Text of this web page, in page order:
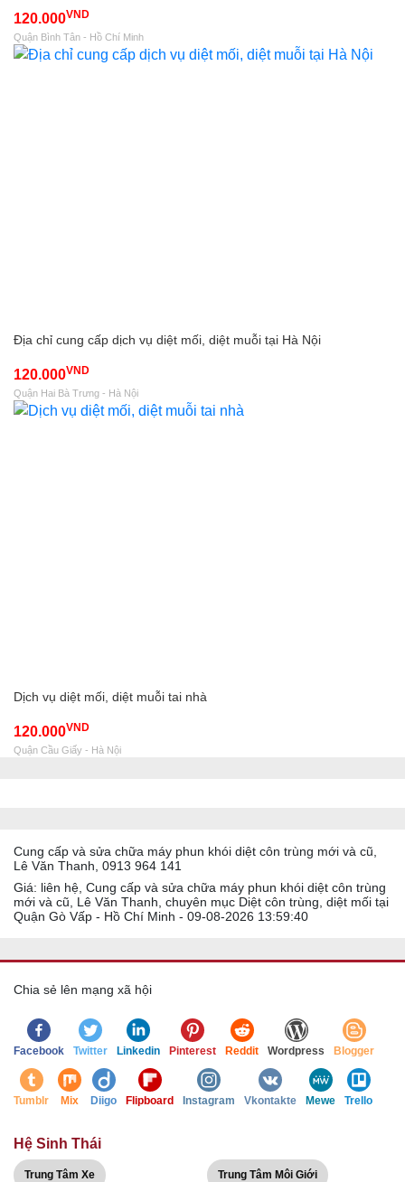
120.000VND
Quận Bình Tân - Hồ Chí Minh
Địa chỉ cung cấp dịch vụ diệt mối, diệt muỗi tại Hà Nội
120.000VND
Quận Hai Bà Trưng - Hà Nội
Dịch vụ diệt mối, diệt muỗi tai nhà
120.000VND
Quận Cầu Giấy - Hà Nội
Cung cấp và sửa chữa máy phun khói diệt côn trùng mới và cũ,
Lê Văn Thanh, 0913 964 141
Giá: liên hệ, Cung cấp và sửa chữa máy phun khói diệt côn trùng
mới và cũ, Lê Văn Thanh, chuyên mục Diệt côn trùng, diệt mối tại
Quận Gò Vấp - Hồ Chí Minh - 09-08-2026 13:59:40
Chia sẻ lên mạng xã hội
Facebook Twitter Linkedin Pinterest Reddit Wordpress Blogger
Tumblr Mix Diigo Flipboard Instagram Vkontakte Mewe Trello
Hệ Sinh Thái
Trung Tâm Xe Trung Tâm Môi Giới